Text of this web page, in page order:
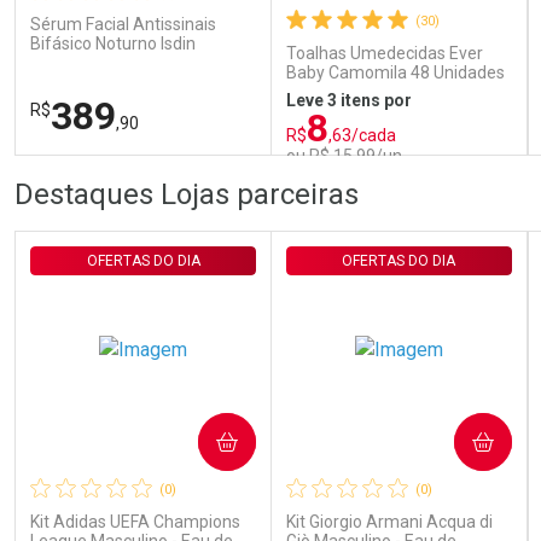
Sérum Facial Antissinais
Bifásico Noturno Isdin
R$389,90
FECHAR
Laboratório
Comprar sem Desconto
FECHAR
Por Menos
Comprar sem Desconto
(30)
Toalhas Umedecidas Ever
Baby Camomila 48 Unidades
Leve 3 itens por
R$8,63/cada
ou R$ 15,99/un
Comprar sem Desconto
Por Menos
Comprar sem Desconto
Destaques Lojas parceiras
(0)
Kit Adidas UEFA Champions
OFERTAS DO DIA
COMPRAR
(0)
Kit Giorgio Armani Acqua di
OFERTAS DO DIA
COMPRAR